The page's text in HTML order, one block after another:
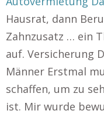
Hausrat, dann
Zahnzusatz … ein
auf. Versicherung
Männer Erstmal
schaffen, um zu
ist. Mir wurde